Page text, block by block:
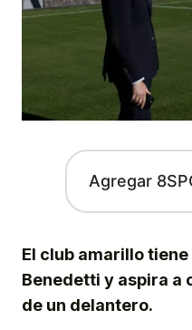
Agregar
El club amarillo
Benedetti y aspira a
de un delantero.